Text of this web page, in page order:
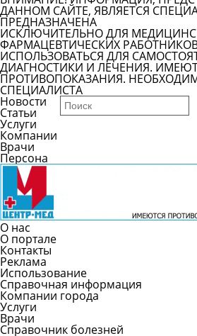
ДАННОМ САЙТЕ, ЯВЛЯЕТСЯ
ПРЕДНАЗНАЧЕНА
ИСКЛЮЧИТЕЛЬНО ДЛЯ
ФАРМАЦЕВТИЧЕСКИХ
ИСПОЛЬЗОВАТЬСЯ ДЛЯ
ДИАГНОСТИКИ И ЛЕЧЕНИЯ.
ПРОТИВОПОКАЗАНИЯ.
СПЕЦИАЛИСТА
Новости
Статьи
Услуги
Компании
Врачи
Персона
О нас
О портале
Контакты
Реклама
Использование
Справочная информация
Компании города
Услуги
Врачи
Справочник болезней